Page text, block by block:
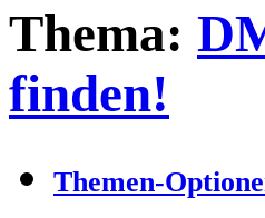
Thema:
finden!
Themen-